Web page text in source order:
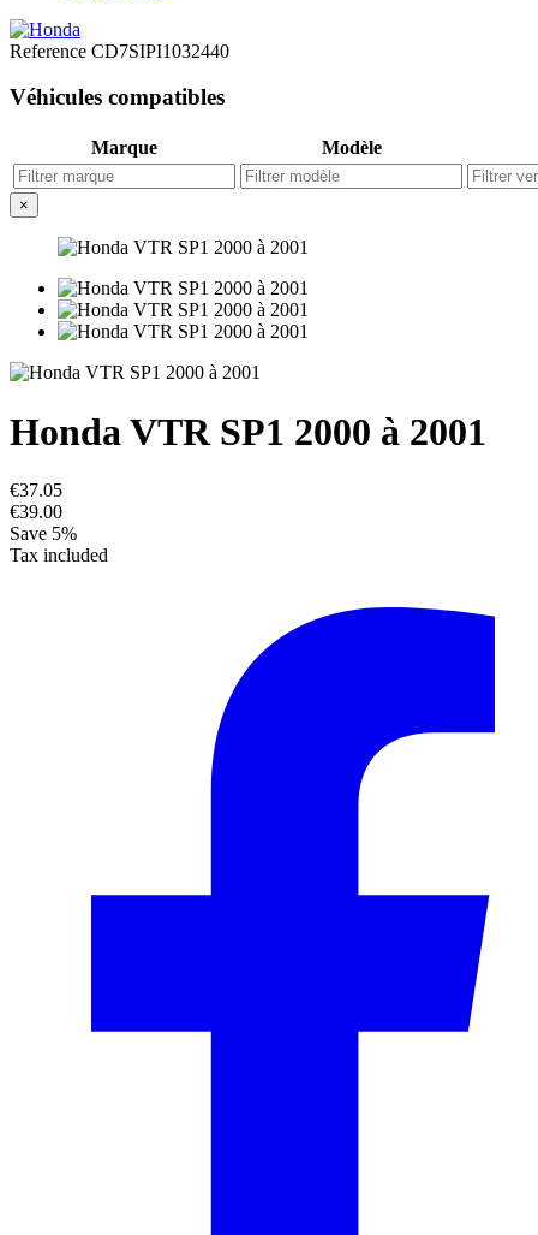
Reference CD7SIPI1032440
Véhicules compatibles
Marque Modèle
×
Honda VTR SP1 2000 à 2001
€37.05
€39.00
Save 5%
Tax included